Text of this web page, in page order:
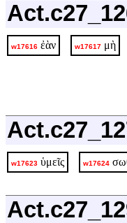
w17616 ἐὰν w17617 μὴ
w17623 ὑμεῖς w17624